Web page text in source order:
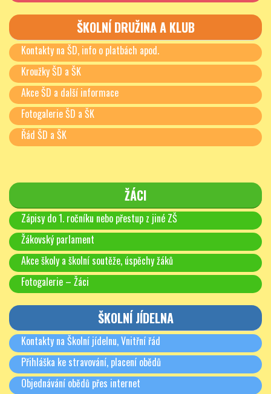
ŠKOLNÍ DRUŽINA A KLUB
Kontakty na ŠD, info o platbách apod.
Kroužky ŠD a ŠK
Akce ŠD a další informace
Fotogalerie ŠD a ŠK
Řád ŠD a ŠK
ŽÁCI
Zápisy do 1. ročníku nebo přestup z jiné ZŠ
Žákovský parlament
Akce školy a školní soutěže, úspěchy žáků
Fotogalerie – Žáci
ŠKOLNÍ JÍDELNA
Kontakty na Školní jídelnu, Vnitřní řád
Přihláška ke stravování, placení obědů
Objednávání obědů přes internet